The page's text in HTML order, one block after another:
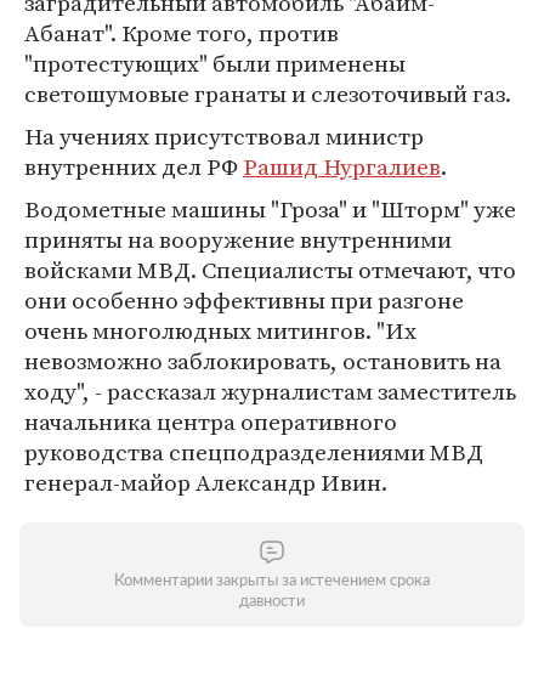
Абанат". Кроме того, против
"протестующих" были применены
светошумовые гранаты и слезоточивый газ.
На учениях присутствовал министр
внутренних дел РФРашид Нургалиев.
Водометные машины "Гроза" и "Шторм" уже
приняты на вооружение внутренними
войсками МВД. Специалисты отмечают, что
они особенно эффективны при разгоне
очень многолюдных митингов. "Их
невозможно заблокировать, остановить на
ходу", - рассказал журналистам заместитель
начальника центра оперативного
руководства спецподразделениями МВД
генерал-майор Александр Ивин.
Комментарии закрыты за истечением срока
давности